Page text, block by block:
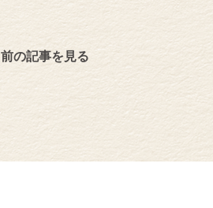
前の記事を見る